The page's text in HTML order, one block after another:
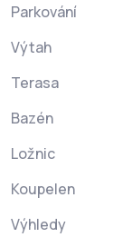
Parkování
Výtah
Terasa
Bazén
Ložnic
Koupelen
Výhledy